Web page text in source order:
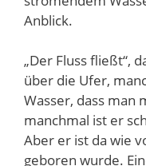
Anblick.
„Der Fluss fließt“,
über die Ufer,
Wasser, dass man
manchmal ist er
Aber er ist da wie
geboren wurde.